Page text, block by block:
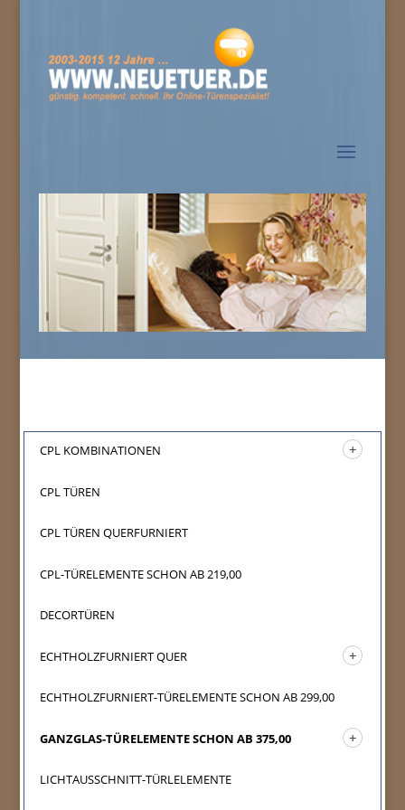
CPL KOMBINATIONEN
CPL TÜREN
CPL TÜREN QUERFURNIERT
CPL-TÜRELEMENTE SCHON AB 219,00
DECORTÜREN
ECHTHOLZFURNIERT QUER
ECHTHOLZFURNIERT-TÜRELEMENTE SCHON AB 299,00
GANZGLAS-TÜRELEMENTE SCHON AB 375,00
LICHTAUSSCHNITT-TÜRLELEMENTE